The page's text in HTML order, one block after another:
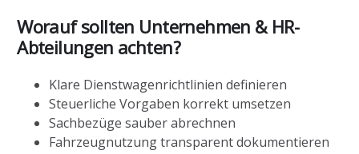
Worauf sollten Unternehmen & HR-
Abteilungen achten?
Klare Dienstwagenrichtlinien definieren
Steuerliche Vorgaben korrekt umsetzen
Sachbezüge sauber abrechnen
Fahrzeugnutzung transparent dokumentieren